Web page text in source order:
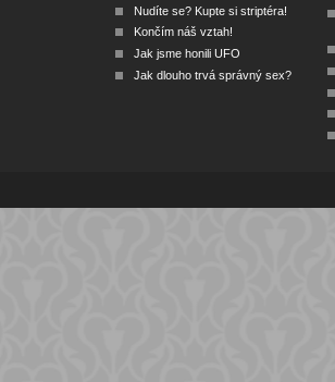
Nudíte se? Kupte si striptéra!
Končím náš vztah!
Jak jsme honili UFO
Jak dlouho trvá správný sex?